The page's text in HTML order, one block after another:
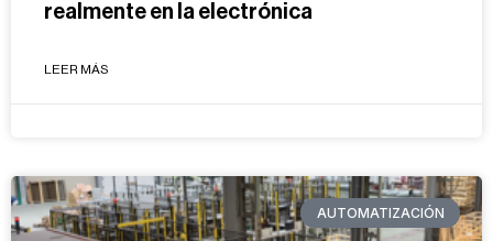
realmente en la electrónica
LEER MÁS
AUTOMATIZACIÓN